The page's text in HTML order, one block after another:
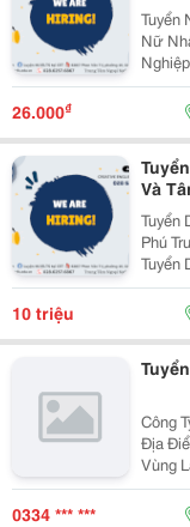
Tuyển
Nữ Nhân Viên Văn Phòng: (Là Sinh Viên Hoặc Đã Tốt
Nghiệp Cao
Time (2 Nam 2
Được
26.000₫
Và
Tuyển
Phú Trung Tâm Ngoại Ngữ Kiến Tạo C.e.t Thông Báo
Tuyển Dụng Cet Là Một Trung
Thành
10 triệu
Công
Địa
Vùng Lân
Nghiệp
Sư
0334 *** ***